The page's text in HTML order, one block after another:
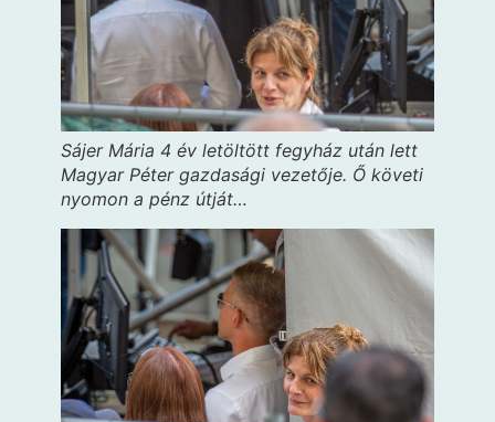
Sájer Mária 4 év letöltött fegyház után lett
Magyar Péter gazdasági vezetője. Ő követi
nyomon a pénz útját…